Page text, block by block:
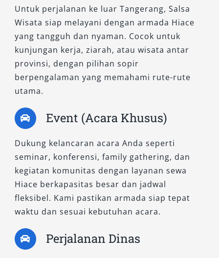
ekonomis.
Keunggulan:
Kapasitas besar ideal untuk rombongan
Tarif sewa lebih terjangkau
Sangat fleksibel untuk berbagai kebutuhan
transportasi
Cocok untuk sistem sewa harian, bulanan,
maupun lepas kunci
Dengan menawarkan tiga varian HiAce terbaik
—HiAce Premio, HiAce Premio Luxury, dan
HiAce Commuter—kami memberikan
keleluasaan bagi pelanggan untuk memilih
kendaraan sesuai kebutuhan dan kenyamanan.
Baik untuk rental Hiace Tangerang murah
Salsa Wisata tersedia dalam kondisi prima dan
siap mendukung kelancaran perjalanan Anda.
Untuk perjalanan ke luar Tangerang, Salsa
Wisata siap melayani dengan armada Hiace
yang tangguh dan nyaman. Cocok untuk
kunjungan kerja, ziarah, atau wisata antar
provinsi, dengan pilihan sopir
berpengalaman yang memahami rute-rute
utama.
Event (Acara Khusus)
Dukung kelancaran acara Anda seperti
seminar, konferensi, family gathering, dan
kegiatan komunitas dengan layanan sewa
Hiace berkapasitas besar dan jadwal
fleksibel. Kami pastikan armada siap tepat
waktu dan sesuai kebutuhan acara.
Perjalanan Dinas